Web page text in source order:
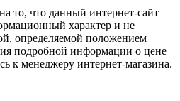
то, что данный интернет-сайт
характер и не
определяемой положением
подробной информации о цене
к менеджеру интернет-магазина.